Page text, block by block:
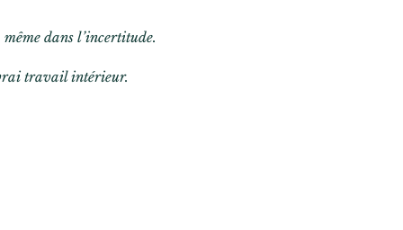
dans l’incertitude.
vrai travail intérieur.